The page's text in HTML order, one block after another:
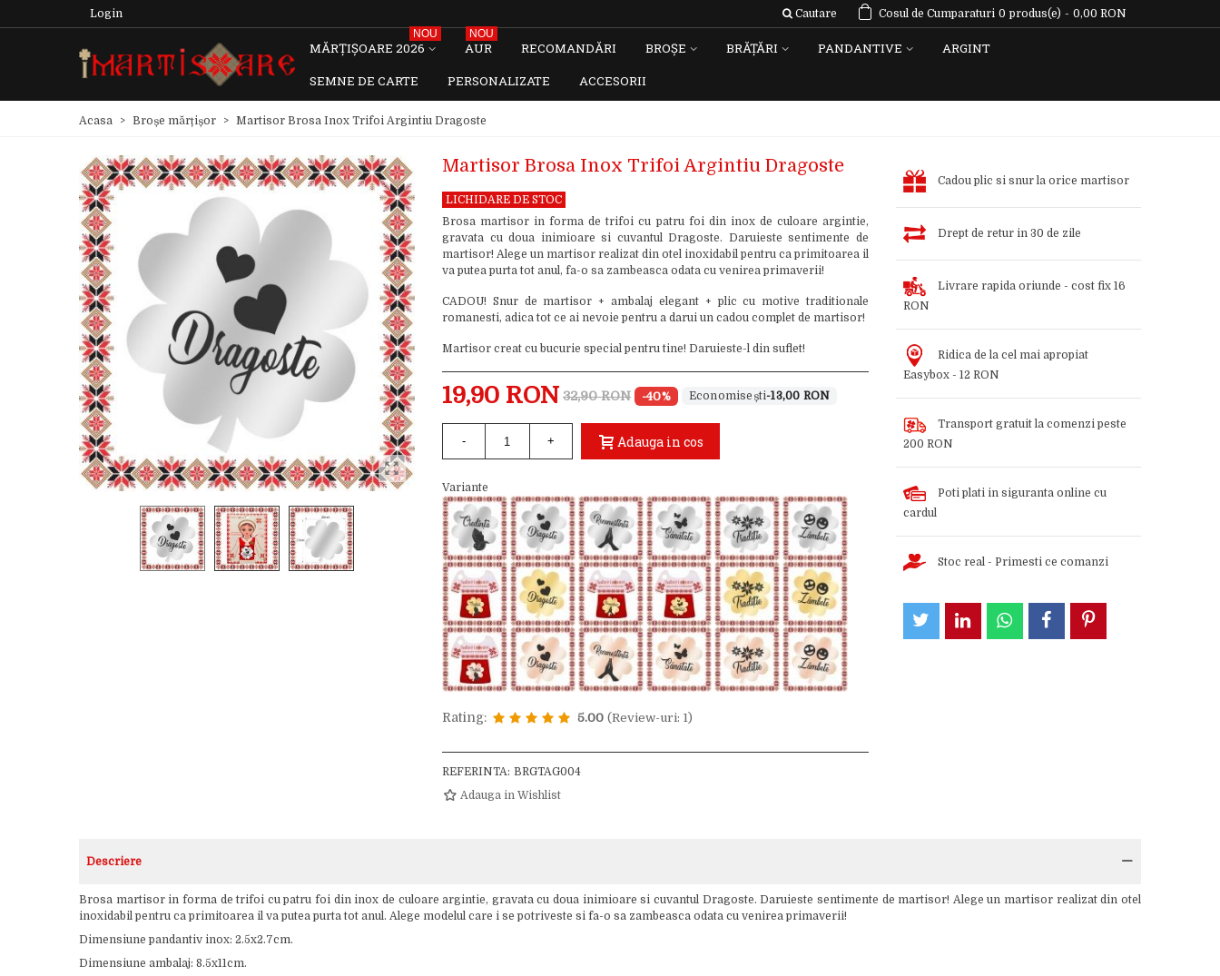
Login Cautare Cosul de Cumparaturi 0 produs(e) - 0,00 RON
MĂRȚIȘOARE 2026
NOU
AUR
NOU
RECOMANDĂRI BROȘE BRĂȚĂRI PANDANTIVE
ARGINT
SEMNE DE CARTE
PERSONALIZATE ACCESORII
Acasa > Broșe mărțișor > Martisor Brosa Inox Trifoi Argintiu Dragoste
Martisor Brosa Inox Trifoi Argintiu Dragoste
LICHIDARE DE STOC
Brosa martisor in forma de trifoi cu patru foi din inox de culoare argintie,
gravata cu doua inimioare si cuvantul Dragoste. Daruieste sentimente de
martisor! Alege un martisor realizat din otel inoxidabil pentru ca primitoarea il
va putea purta tot anul, fa-o sa zambeasca odata cu venirea primaverii!
CADOU! Snur de martisor + ambalaj elegant + plic cu motive traditionale
romanesti, adica tot ce ai nevoie pentru a darui un cadou complet de martisor!
Martisor creat cu bucurie special pentru tine! Daruieste-l din suflet!
19,90 RON 32,90 RON -40% -13,00 RON
- + Adauga in cos
Variante
Rating: 5.00 (Review-uri: 1)
REFERINTA: BRGTAG004
Adauga in Wishlist
Cadou plic si snur la orice martisor
Drept de retur in 30 de zile
Livrare rapida oriunde - cost fix 16
RON
Ridica de la cel mai apropiat
Easybox - 12 RON
Transport gratuit la comenzi peste
200 RON
Poti plati in siguranta online cu
cardul
Stoc real - Primesti ce comanzi
Descriere
Brosa martisor in forma de trifoi cu patru foi din inox de culoare argintie, gravata cu doua inimioare si cuvantul Dragoste. Daruieste sentimente de martisor! Alege un martisor realizat din otel
inoxidabil pentru ca primitoarea il va putea purta tot anul. Alege modelul care i se potriveste si fa-o sa zambeasca odata cu venirea primaverii!
Dimensiune pandantiv inox: 2.5x2.7cm.
Dimensiune ambalaj: 8.5x11cm.